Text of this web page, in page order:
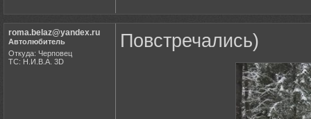
roma.belaz@yandex.ru
Автолюбитель
Откуда: Черповец
ТС: Н.И.В.А. 3D
Повстречались)